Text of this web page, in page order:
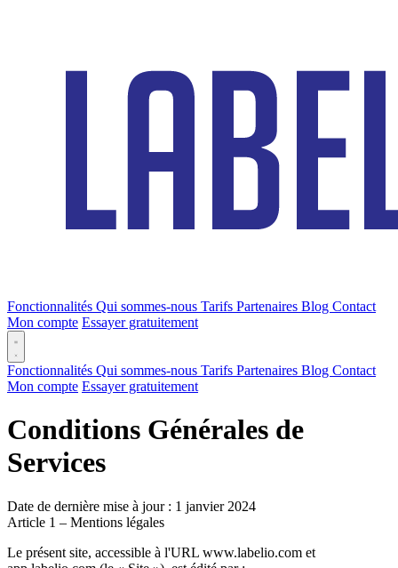
Fonctionnalités Qui sommes-nous Tarifs Partenaires Blog Contact
Mon compte Essayer gratuitement
Fonctionnalités Qui sommes-nous Tarifs Partenaires Blog Contact
Mon compte Essayer gratuitement
Conditions Générales de
Services
Date de dernière mise à jour : 1 janvier 2024
Article 1 – Mentions légales
Le présent site, accessible à l'URL www.labelio.com et